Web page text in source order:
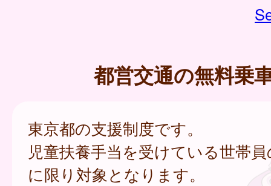
都営交通の無料乗
東京都の支援制度です。
児童扶養手当を受けている世帯
に限り対象となります。